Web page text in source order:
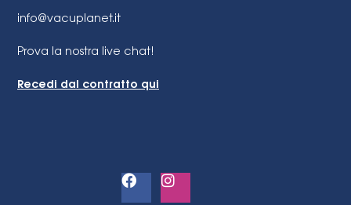
info@vacuplanet.it
Prova la nostra live chat!
Recedi dal contratto qui